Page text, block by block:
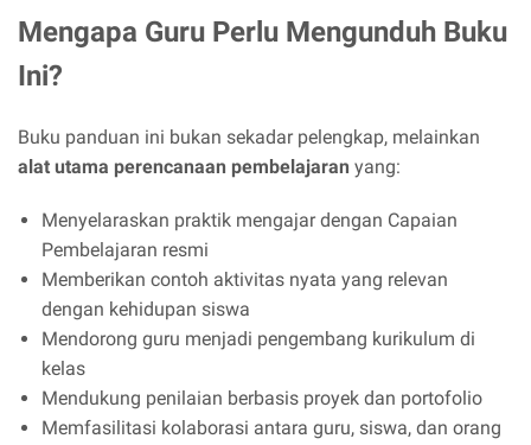
Mengapa Guru Perlu Mengunduh Buku
Ini?
Buku panduan ini bukan sekadar pelengkap, melainkan
alat utama perencanaan pembelajaran yang:
Menyelaraskan praktik mengajar dengan Capaian
Pembelajaran resmi
Memberikan contoh aktivitas nyata yang relevan
dengan kehidupan siswa
Mendorong guru menjadi pengembang kurikulum di
kelas
Mendukung penilaian berbasis proyek dan portofolio
Memfasilitasi kolaborasi antara guru, siswa, dan orang